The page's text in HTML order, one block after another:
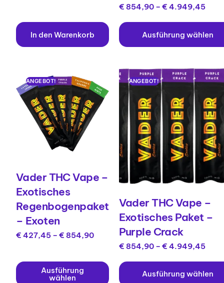
In den Warenkorb
€ 854,90 – € 4.949,45
Ausführung wählen
ANGEBOT!
Vader THC Vape –
Exotisches
Regenbogenpaket
– Exoten
€ 427,45 – € 854,90
Ausführung
wählen
ANGEBOT!
Vader THC Vape –
Exotisches Paket –
Purple Crack
€ 854,90 – € 4.949,45
Ausführung wählen